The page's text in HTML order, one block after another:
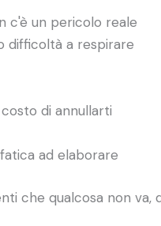
c'è un pericolo reale
difficoltà a respirare
di annullarti
ad elaborare
che qualcosa non va,